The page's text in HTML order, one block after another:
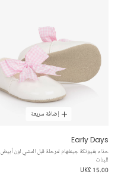
إضافة سريعة
Early Days
حذاء بفيونكة جينغهام لمرحلة قبل المشي لون أبيض
للبنات
UK£ 15.00